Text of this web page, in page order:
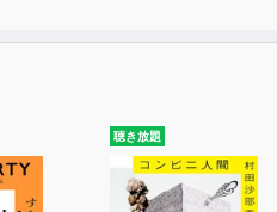
聴き放題